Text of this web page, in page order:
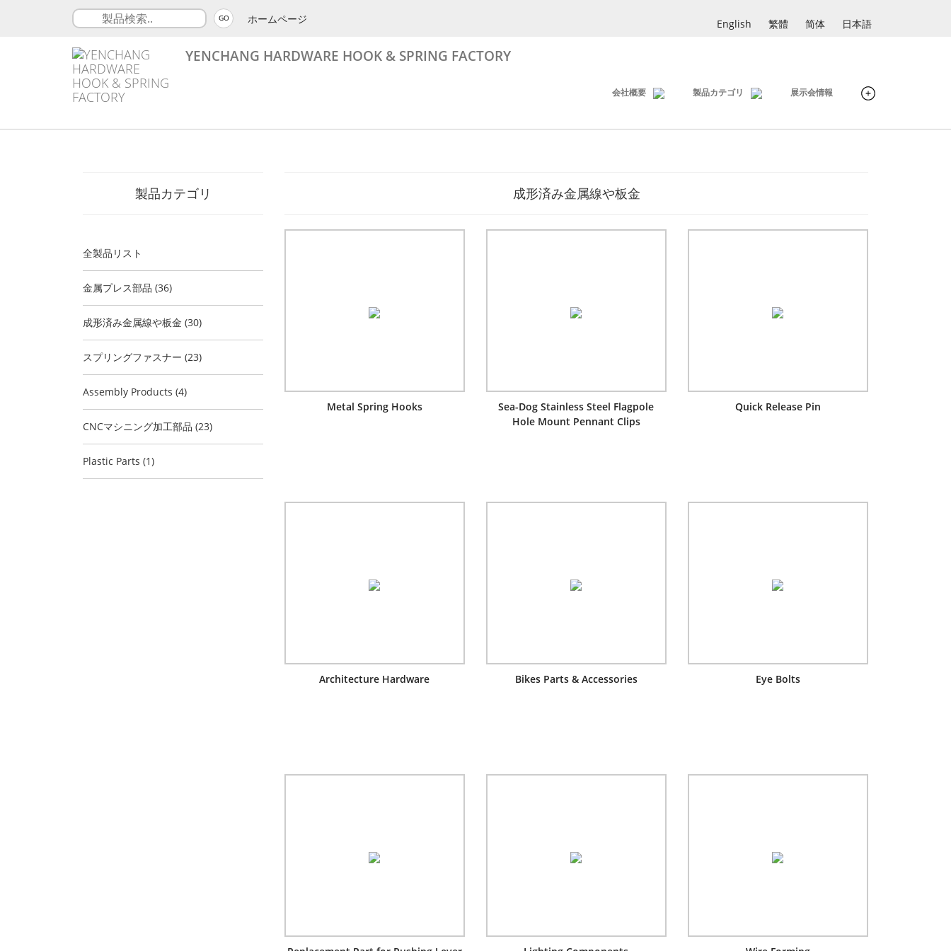
GO ホームページ English 繁體 简体 日本語
YENCHANG HARDWARE HOOK & SPRING FACTORY
会社概要 製品カテゴリ 展示会情報
製品カテゴリ
全製品リスト
金属プレス部品 (36)
成形済み金属線や板金 (30)
スプリングファスナー (23)
Assembly Products (4)
CNCマシニング加工部品 (23)
Plastic Parts (1)
成形済み金属線や板金
Metal Spring Hooks
Sea-Dog Stainless Steel Flagpole
Hole Mount Pennant Clips
Quick Release Pin
Architecture Hardware Bikes Parts & Accessories Eye Bolts